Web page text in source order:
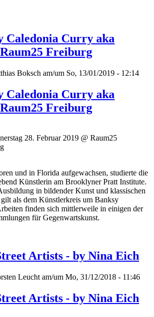
Caledonia Curry aka
Freiburg
Boksch am/um So, 13/01/2019 - 12:14
Caledonia Curry aka
Freiburg
28. Februar 2019 @ Raum25
und in Florida aufgewachsen, studierte die
Künstlerin am Brooklyner Pratt Institute.
in bildender Kunst und klassischen
als dem Künstlerkreis um Banksy
finden sich mittlerweile in einigen der
für Gegenwartskunst.
Artists - by Nina Eich
Leucht am/um Mo, 31/12/2018 - 11:46
Artists - by Nina Eich